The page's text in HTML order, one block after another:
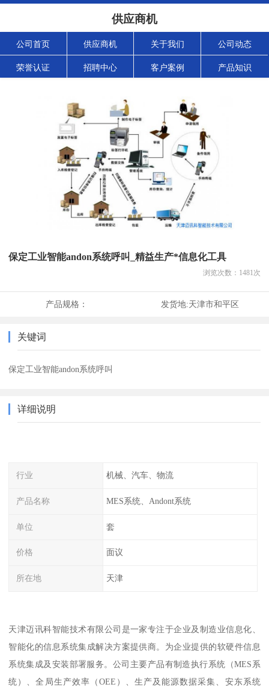
供应商机
公司首页 供应商机 关于我们 公司动态
荣誉认证 招聘中心 客户案例 产品知识
保定工业智能andon系统呼叫_精益生产*信息化工具
浏览次数： 1481次
产品规格： 发货地:天津市和平区
关键词
保定工业智能andon系统呼叫
详细说明
行业 机械、汽车、物流
产品名称 MES系统、Andont系统
单位 套
价格 面议
所在地 天津
天津迈讯科智能技术有限公司是一家专注于企业及制造业信息化、
智能化的信息系统集成解决方案提供商。为企业提供的软硬件信息
系统集成及安装部署服务。公司主要产品有制造执行系统（MES系
统）、全局生产效率（OEE）、生产及能源数据采集、安东系统